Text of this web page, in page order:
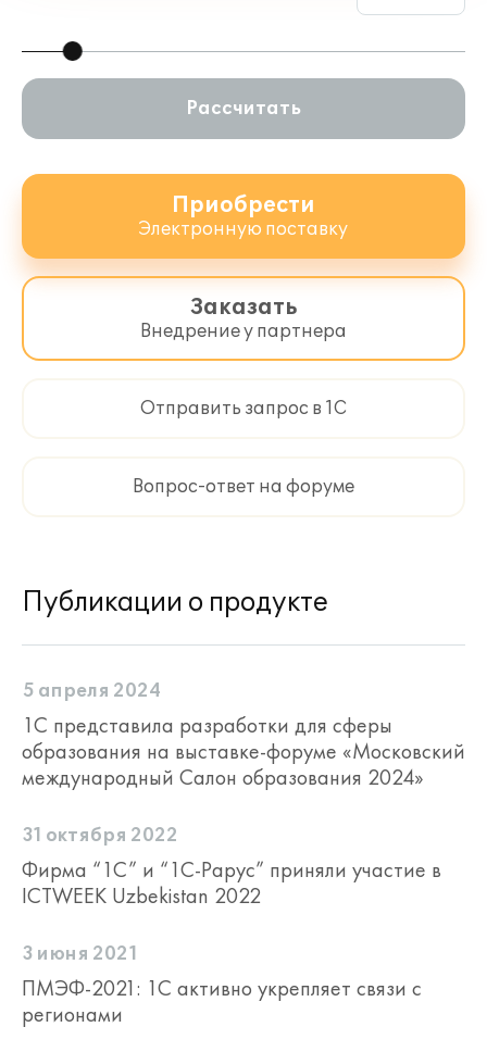
Рассчитать
Приобрести
Электронную поставку
Заказать
Внедрение у партнера
Отправить запрос в 1С
Вопрос-ответ на форуме
Публикации о продукте
5 апреля 2024
1С представила разработки для сферы
образования на выставке-форуме «Московский
международный Салон образования 2024»
31 октября 2022
Фирма “1С” и “1С-Рарус” приняли участие в
ICTWEEK Uzbekistan 2022
3 июня 2021
ПМЭФ-2021: 1С активно укрепляет связи с
регионами